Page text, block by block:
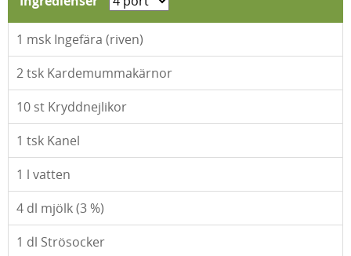
1 msk Ingefära (riven)
2tsk Kardemummakärnor
10 st Kryddnejlikor
1 tsk Kanel
1 l vatten
4 dl mjölk (3 %)
1 dl Strösocker